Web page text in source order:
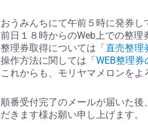
おうみんちにて午前５時に発券
前日１８時からのWeb上での整理
整理券取得については「直売整理
操作方法に関しては「WEB整理
これからも、モリヤマメロンをよ
順番受付完了のメールが届いた
だきます様お願い申し上げます。